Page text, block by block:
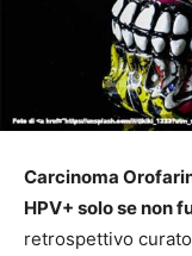
Carcinoma
HPV+ solo se non
retrospettivo